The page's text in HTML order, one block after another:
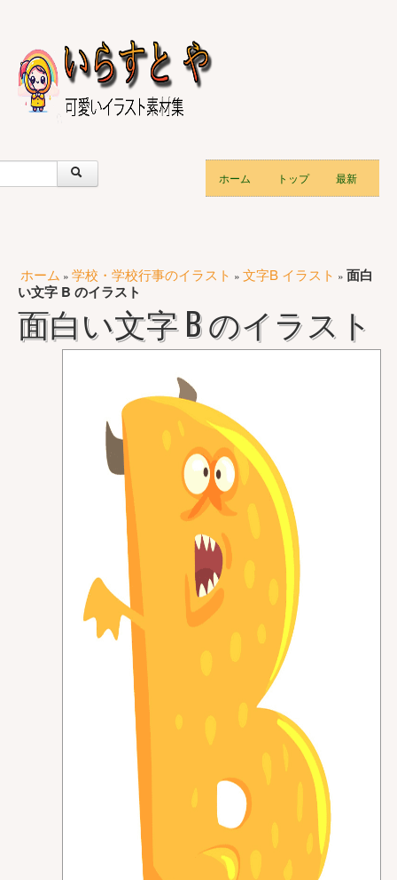
ホーム トップ 最新
ホーム » 学校・学校行事のイラスト » 文字B イラスト » 面白
い文字 B のイラスト
面白い文字 B のイラスト